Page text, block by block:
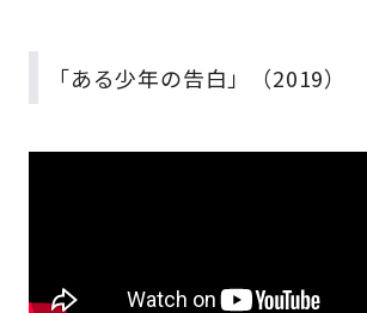
「ある少年の告白」（2019）